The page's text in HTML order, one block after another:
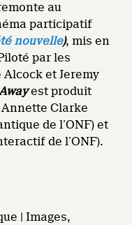
au
participatif
nouvelle), mis en
par les
et Jeremy
est produit
Annette Clarke
de l’ONF) et
de l’ONF).
| Images,